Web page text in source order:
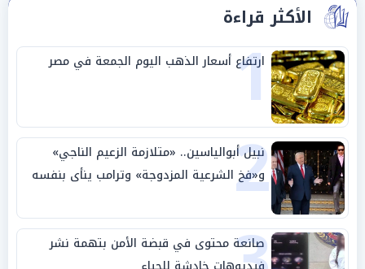
الأكثر قراءة
1
ارتفاع أسعار الذهب اليوم الجمعة في مصر
2
نبيل أبوالياسين.. «متلازمة الزعيم الناجي»
و«فخ الشرعية المزدوجة» وترامب ينأى بنفسه
وحليفه في «ميتم استراتيجي»
صانعة محتوى في قبضة الأمن بتهمة نشر